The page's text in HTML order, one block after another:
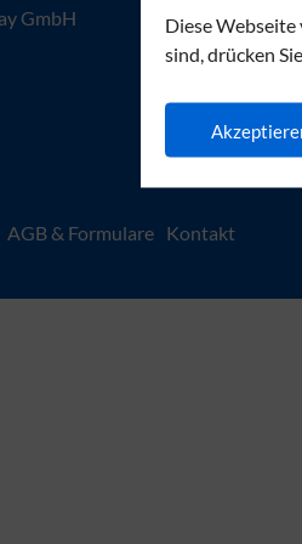
Diese
sind, drücken
GmbH
AGB & Formulare Kontakt